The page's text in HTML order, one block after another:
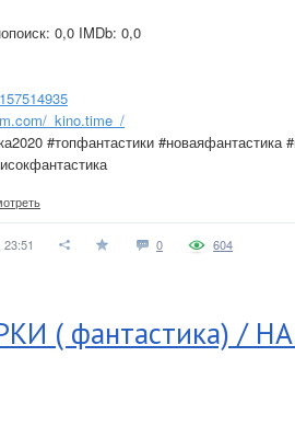
0,0 IMDb: 0,0
_kino.time_/
#топфантастики #новаяфантастика
0 604
( фантастика) /